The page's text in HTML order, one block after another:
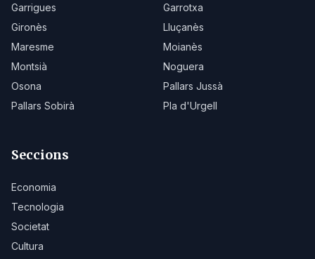
Garrigues
Garrotxa
Gironès
Lluçanès
Maresme
Moianès
Montsià
Noguera
Osona
Pallars Jussà
Pallars Sobirà
Pla d'Urgell
Seccions
Economia
Tecnologia
Societat
Cultura